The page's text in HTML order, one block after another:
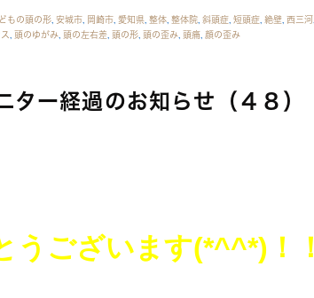
もの頭の形 安城市 岡崎市 愛知県 整体 整体院 斜頭症 短頭症 絶壁 西三河
頭のゆがみ 頭の左右差 頭の形 頭の歪み 頭痛 顔の歪み
ー経過のお知らせ（４８）
うございます(*^^*)！！